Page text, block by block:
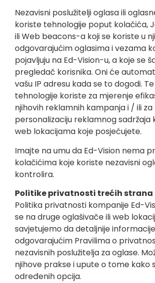
Nezavisni poslužitelji oglasa ili
koriste tehnologije poput kolačića,
ili Web beacons-a koji se koriste u
odgovarajućim oglasima i vezama
pojavljuju na Ed-Vision-u, a koje se
pregledač korisnika. Oni će
vašu IP adresu kada se to dogodi.
tehnologije koriste za mjerenje
njihovih reklamnih kampanja i / ili za
personalizaciju reklamnog sadržaja
web lokacijama koje posjećujete.
Imajte na umu da Ed-Vision nema
kolačićima koje koriste nezavisni
kontrolira.
Politike privatnosti trećih strana
Politika privatnosti kompanije Ed-
se na druge oglašivače ili web
savjetujemo da detaljnije
odgovarajućim Pravilima o
nezavisnih poslužitelja za oglase.
njihove prakse i upute o tome kako
određenih opcija.